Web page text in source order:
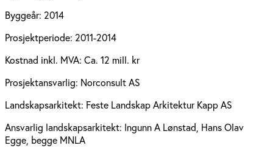
Byggeår: 2014
Prosjektperiode: 2011-2014
Kostnad inkl. MVA: Ca. 12 mill. kr
Prosjektansvarlig: Norconsult AS
Landskapsarkitekt: Feste Landskap Arkitektur Kapp AS
Ansvarlig landskapsarkitekt: Ingunn A Lønstad, Hans Olav
Egge, begge MNLA